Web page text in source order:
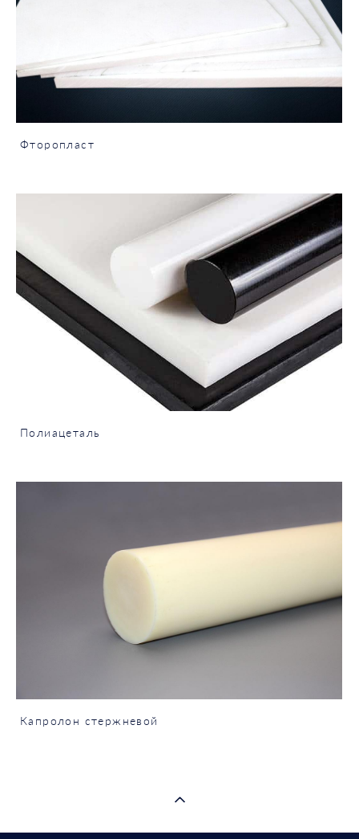
Фторопласт
Полиацеталь
Капролон стержневой